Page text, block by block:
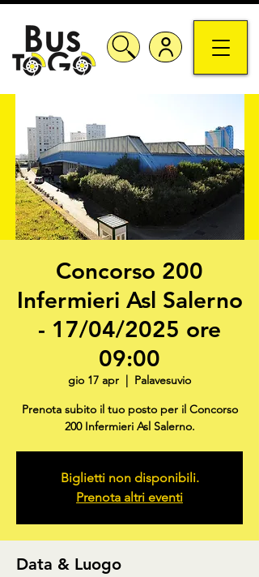
Concorso 200
Infermieri Asl Salerno
- 17/04/2025 ore
09:00
gio 17 apr
  |
Palavesuvio
Prenota subito il tuo posto per il Concorso
200 Infermieri Asl Salerno.
Biglietti non disponibili.
Prenota altri eventi
Data & Luogo